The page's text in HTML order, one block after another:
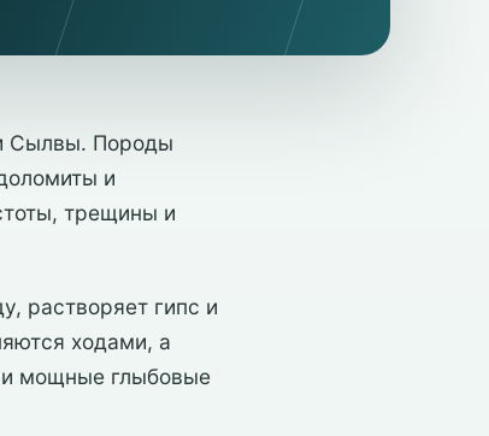
Сылвы. Породы
и
трещины и
растворяет гипс и
ходами, а
и мощные глыбовые